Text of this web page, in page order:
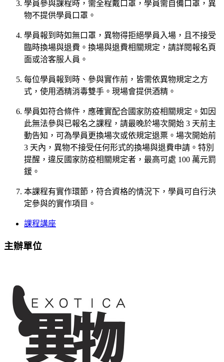
學員參與課程時，需全程戴口罩，學員需自備口罩，異
物不提供學員口罩。
學員報到時如無口罩，異物得拒絕學員入場，且不接受
臨時換場與退費。換場與退費相關規定，請詳閱報名頁
面或洽客服人員。
每位學員報到時、參與實作前，皆需依異物規定之方
式，使用酒精消毒雙手。現場會提供酒精。
學員如符合條件，應確實配合國家防疫相關規定。如因
此無法參與已報名之課程，請最晚於場次開始 3 天前主
動告知，可為學員更換場次或依規定退票。場次開始前
3 天內，異物不接受任何形式的換場與退費申請。特別
提醒，違反國家防疫相關規定者，最高可處 100 萬元罰
鍰。
本課程有實作環節，符合資格的情況下，學員可自行決
定參與的實作項目。
課程講座
主辦單位